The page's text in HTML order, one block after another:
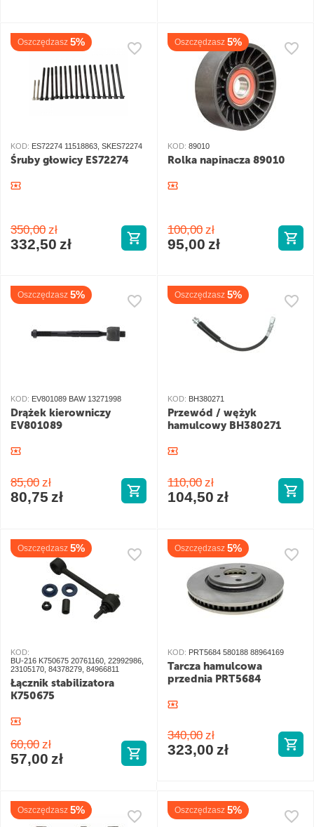
Oszczędzasz 5%
KOD: ES72274 11518863, SKES72274
Śruby głowicy ES72274
350,00 zł
332,50 zł
Oszczędzasz 5%
KOD: 89010
Rolka napinacza 89010
100,00 zł
95,00 zł
Oszczędzasz 5%
KOD: EV801089 BAW 13271998
Drążek kierowniczy
EV801089
85,00 zł
80,75 zł
Oszczędzasz 5%
KOD: BH380271
Przewód / wężyk
hamulcowy BH380271
110,00 zł
104,50 zł
Oszczędzasz 5%
KOD:
BU-216 K750675 20761160, 22992986,
23105170, 84378279, 84966811
Łącznik stabilizatora
K750675
60,00 zł
57,00 zł
Oszczędzasz 5%
KOD: PRT5684 580188 88964169
Tarcza hamulcowa
przednia PRT5684
340,00 zł
323,00 zł
Oszczędzasz 5% Oszczędzasz 5%